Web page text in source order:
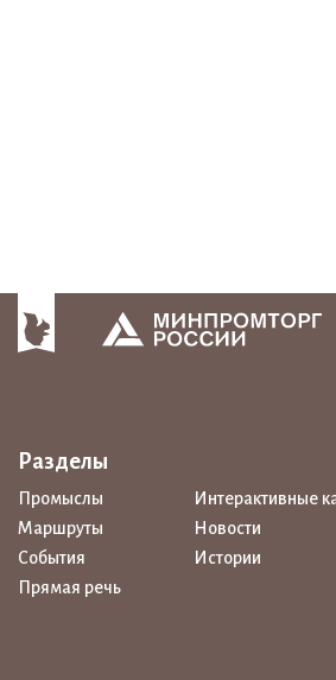
Разделы
Промыслы
Интерактивные
Маршруты
Новости
События
Истории
Прямая речь